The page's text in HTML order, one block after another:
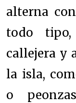
alterna
todo tipo,
callejera y
la isla,
o